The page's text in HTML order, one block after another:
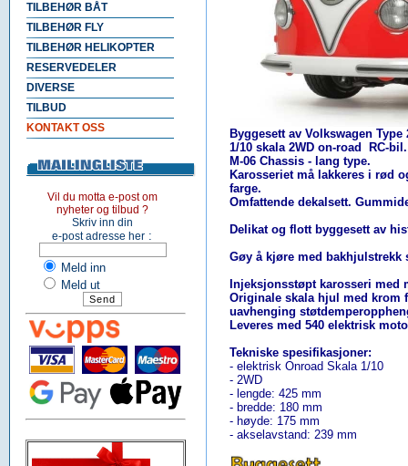
TILBEHØR BÅT
TILBEHØR FLY
TILBEHØR HELIKOPTER
RESERVEDELER
DIVERSE
TILBUD
KONTAKT OSS
Vil du motta e-post om
nyheter og tilbud ?
Skriv inn din
e-post adresse her :
Meld inn
Meld ut
Byggesett av Volkswagen Type
1/10 skala 2WD on-road RC-bil.
M-06 Chassis - lang type.
Karosseriet må lakkeres i rød
farge.
Omfattende dekalsett.
Delikat og flott byggesett av
Gøy å kjøre med
Injeksjonsstøpt karosseri med
Originale skala hjul med krom
uavhenging
Leveres med 540 elektrisk
Tekniske spesifikasjoner:
- elektrisk Onroad Skala 1/10
- 2WD
- lengde: 425 mm
- bredde: 180 mm
- høyde: 175 mm
- akselavstand: 239 mm